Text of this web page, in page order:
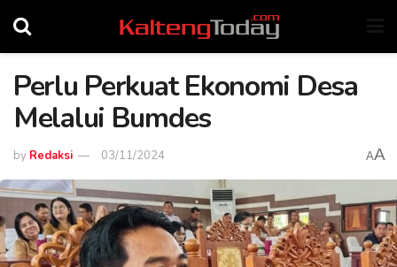
Perlu Perkuat Ekonomi Desa
Melalui Bumdes
by Redaksi 03/11/2024 AA